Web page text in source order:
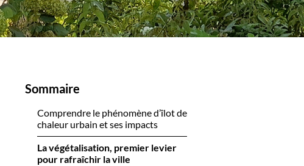
Sommaire
Comprendre le phénomène d’îlot de
chaleur urbain et ses impacts
La végétalisation, premier levier
pour rafraîchir la ville